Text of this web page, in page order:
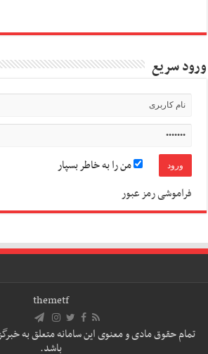
ورود سریع
من را به خاطر بسپار
فراموشی رمز عبور
themetf
تمام حقوق مادی و معنوی این سامانه متعلق به
باشد.